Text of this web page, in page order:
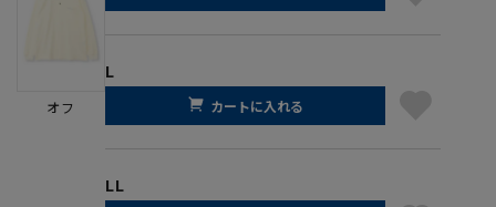
オフ
L
カートに入れる
LL